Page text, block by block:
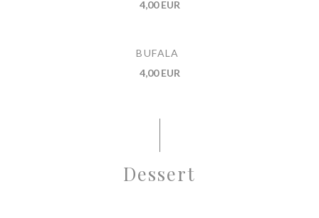
4,00 EUR
BUFALA
4,00 EUR
Dessert